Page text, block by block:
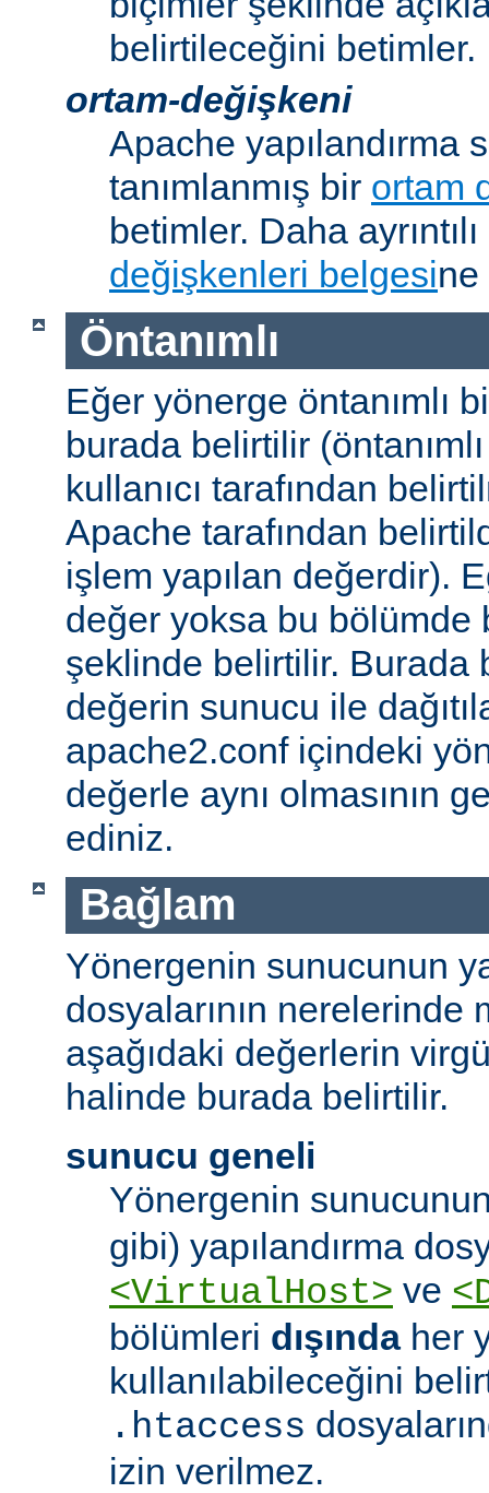
belirtileceğini betimler.
ortam-değişkeni
Apache yapılandırma
tanımlanmış bir ortam
betimler. Daha
değişkenleri belgesine
Öntanımlı
Eğer yönerge öntanımlı
burada belirtilir
kullanıcı tarafından
Apache tarafından
işlem yapılan değerdir).
değer yoksa bu bölümde
şeklinde belirtilir. Burada
değerin sunucu ile
apache2.conf içindeki
değerle aynı olmasının
ediniz.
Bağlam
Yönergenin sunucunun
dosyalarının
aşağıdaki değerlerin
halinde burada belirtilir.
sunucu geneli
Yönergenin
gibi) yapılandırma
<VirtualHost> ve
bölümleri dışındaher
kullanılabileceğini
.htaccess
izin verilmez.